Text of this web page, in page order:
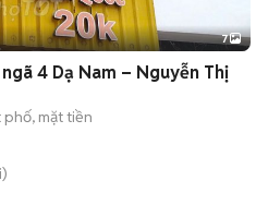
+2
7
4 Dạ Nam – Nguyễn Thị
phố, mặt tiền